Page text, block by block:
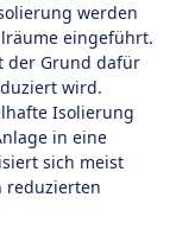
werden
eingeführt.
der Grund dafür
wird.
Isolierung
in eine
sich meist
reduzierten